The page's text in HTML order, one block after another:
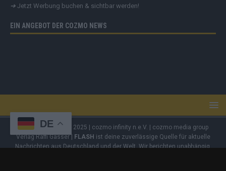
➔ Jetzt Werbung buchen & sichtbar werden!
EIN ANGEBOT DER COZMO NEWS
Copyright© 2019 - 2025 | cozmo infinity n.e.V. | cozmo media group
Verlag Raffi Gasser | FLASH ist deine zuverlässige Quelle für aktuelle
Nachrichten aus Deutschland und der Welt. Wir berichten unabhängig,
DE